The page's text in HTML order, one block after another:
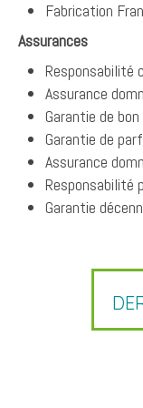
Fabrication
Assurances
Responsabilité
Assurance
Garantie de
Garantie de
Assurance
Responsabilité
Garantie